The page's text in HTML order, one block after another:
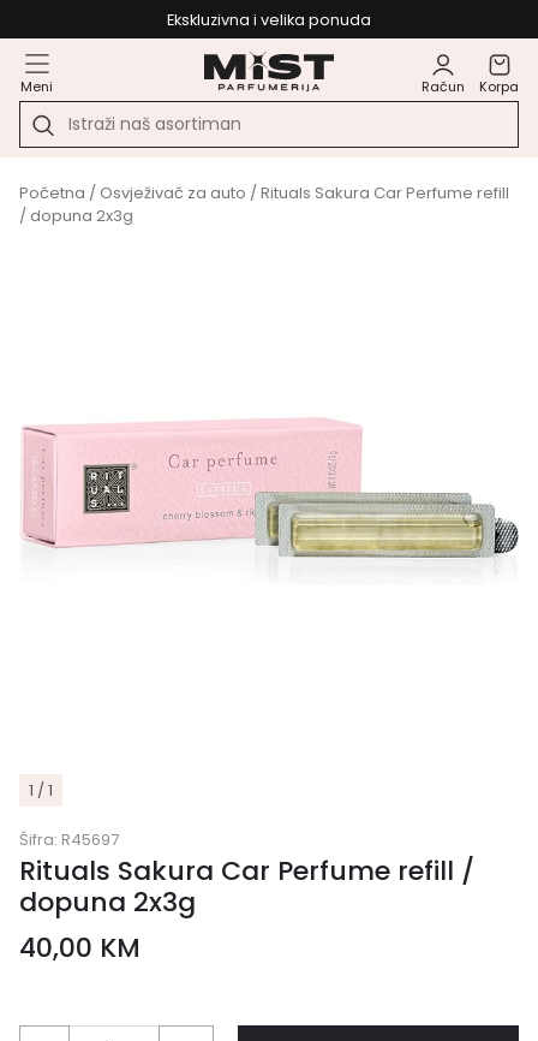
Ekskluzivna i velika ponuda
Meni Račun Korpa
Početna / Osvježivač za auto / Rituals Sakura Car Perfume refill
/ dopuna 2x3g
1 / 1
Šifra: R45697
Rituals Sakura Car Perfume refill /
dopuna 2x3g
40,00 KM